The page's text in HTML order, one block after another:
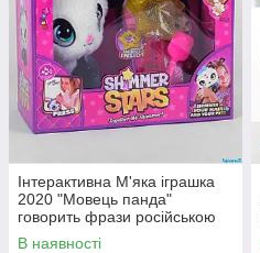
Інтерактивна М'яка іграшка
2020 "Мовець панда"
говорить фрази російською
мовою, в коробці
В наявності